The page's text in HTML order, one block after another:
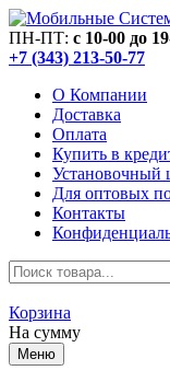
ПН-ПТ: c 10-00 до
+7 (343) 213-50-77
О Компании
Доставка
Оплата
Купить в
Установочный
Для оптовых
Контакты
Корзина
На сумму
Меню